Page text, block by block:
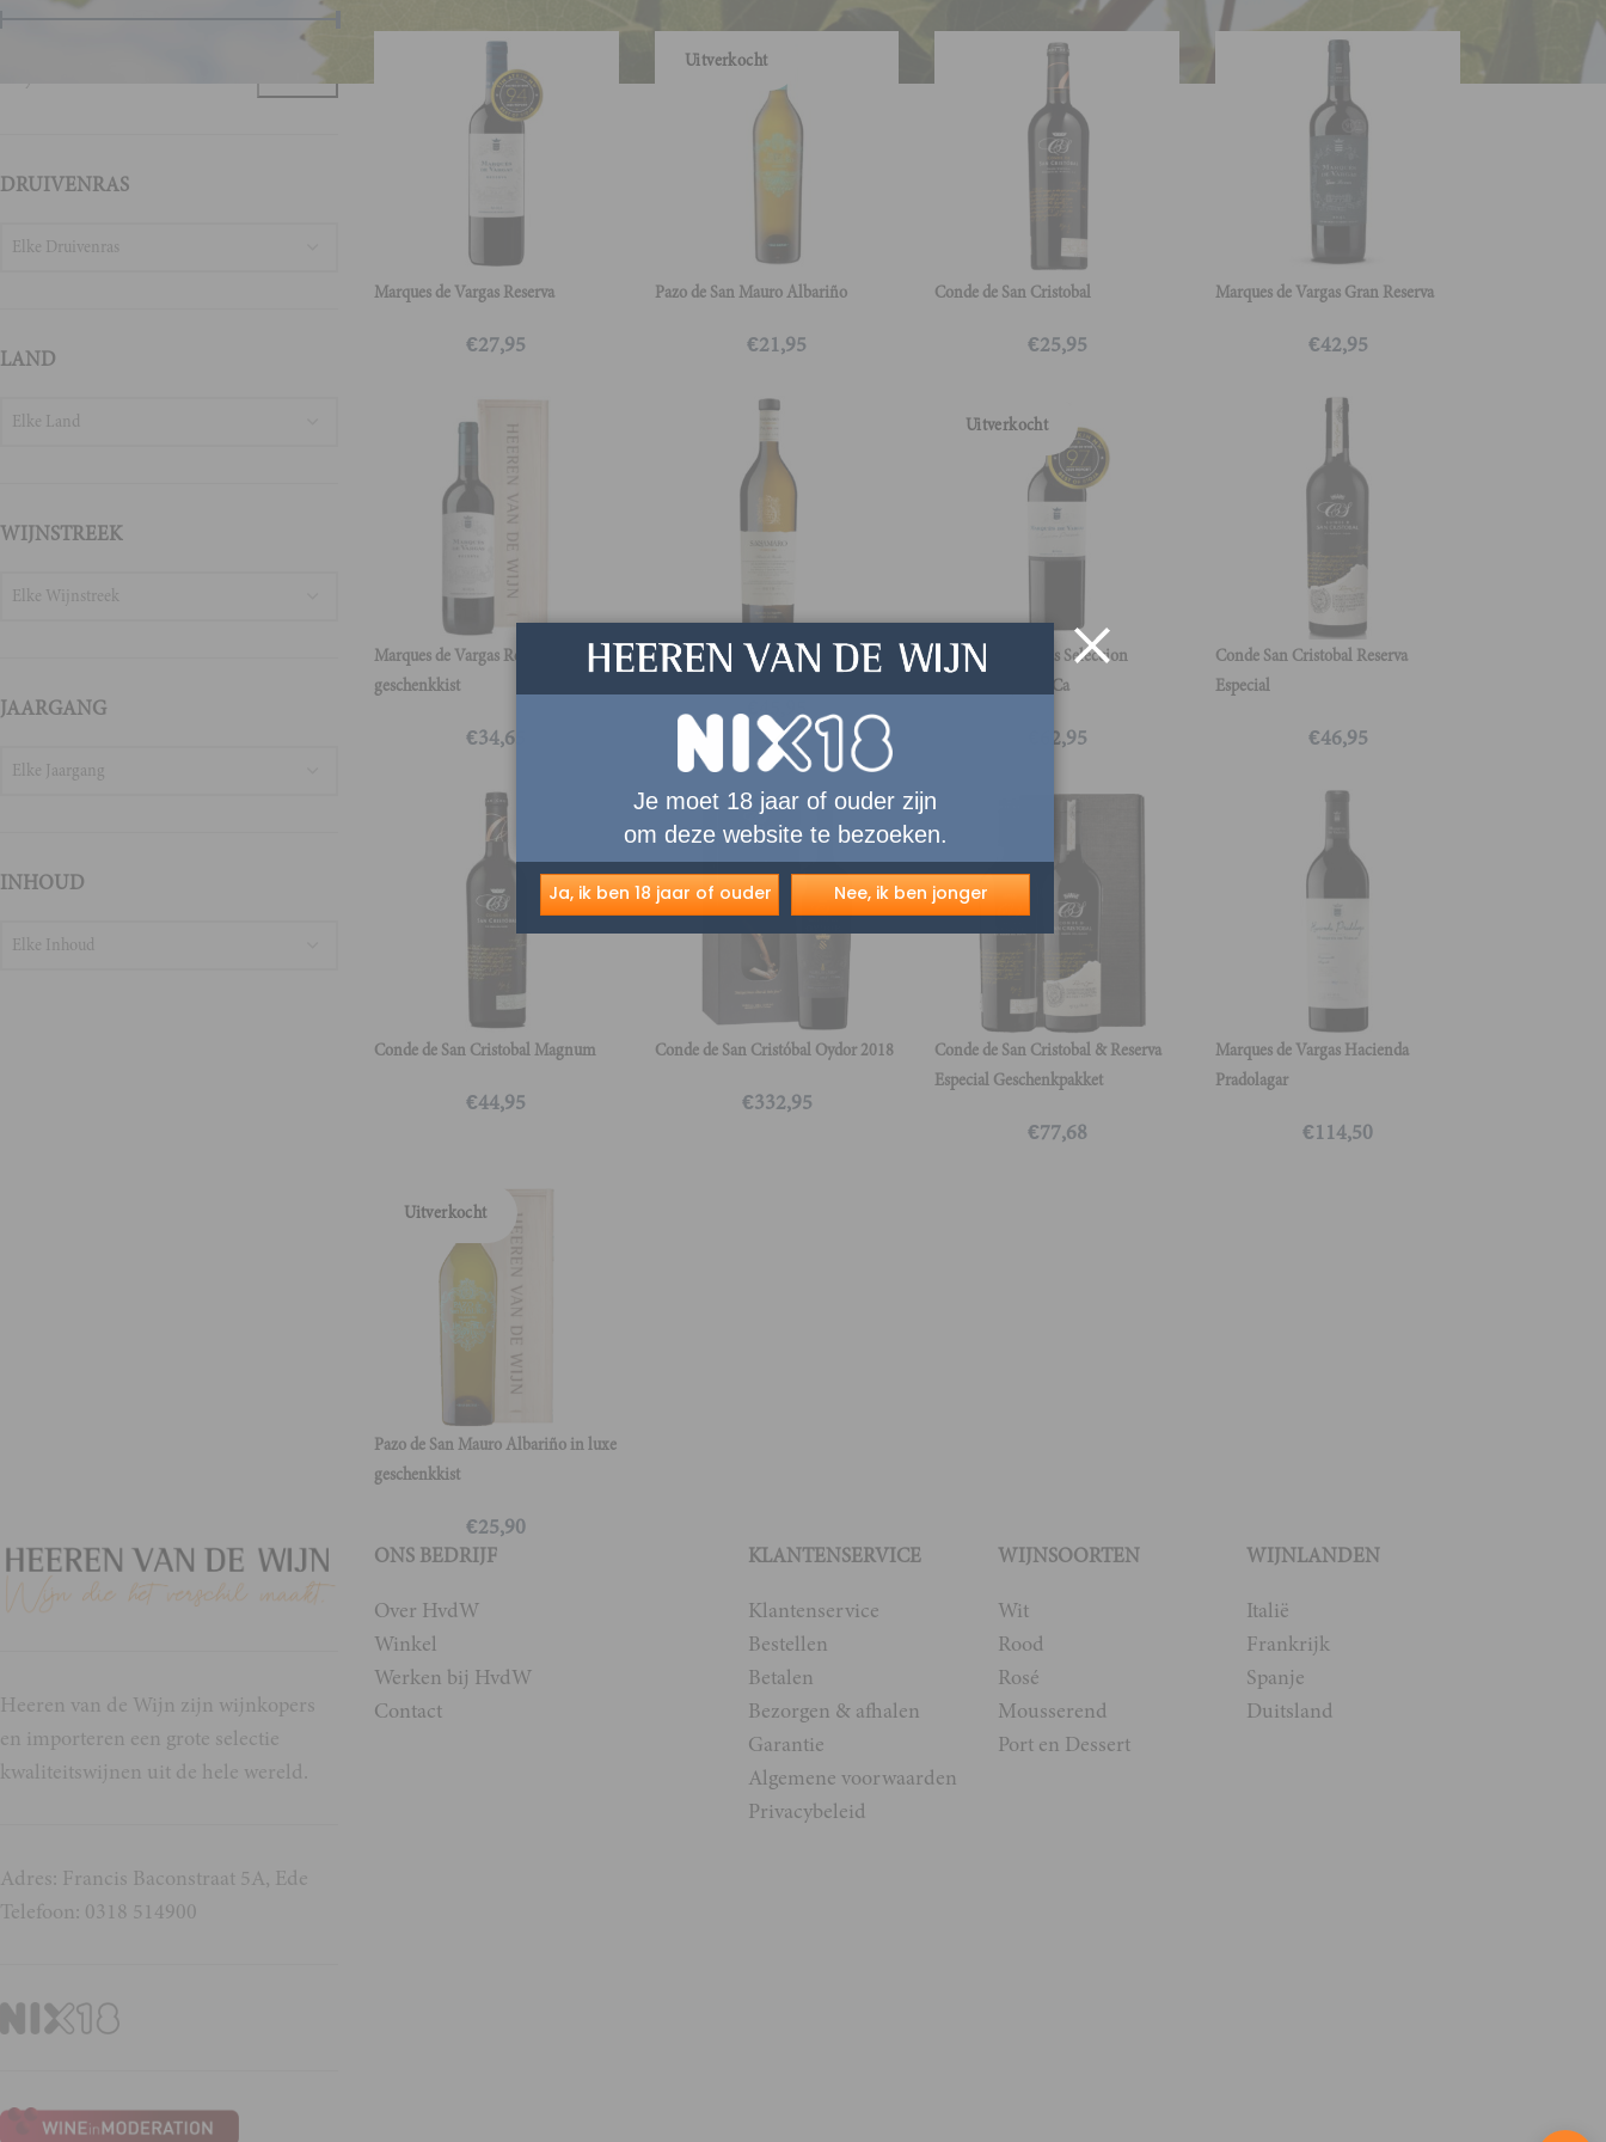
FILTER
DRUIVENRAS
Elke Druivenras
LAND
Elke Land
WIJNSTREEK
Elke Wijnstreek
JAARGANG
Elke Jaargang
INHOUD
Elke Inhoud
Marques de Vargas Reserva
€27,95
Uitverkocht
Pazo de San Mauro Albariño
€21,95
Conde de San Cristobal
€25,95
Marques de Vargas Gran Reserva
€42,95
Marques de Vargas Reserva in luxe
geschenkkist
€34,65
Sanamaro Sobre Lías
45,95
Uitverkocht
Marques de Vargas Seleccion
Privada Rioja DOCa
62,95
Conde San Cristobal Reserva
Especial
€46,95
Conde de San Cristobal Magnum
€44,95
Conde de San Cristóbal Oydor 2018
€332,95
Conde de San Cristobal & Reserva
Especial Geschenkpakket
€77,68
Marques de Vargas Hacienda
Pradolagar
€114,50
Uitverkocht
Pazo de San Mauro Albariño in luxe
geschenkkist
€25,90
Heeren van de Wijn zijn wijnkopers
en importeren een grote selectie
kwaliteitswijnen uit de hele wereld.
Adres: Francis Baconstraat 5A, Ede
Telefoon: 0318 514900
ONS BEDRIJF
Over HvdW
Winkel
Werken bij HvdW
Contact
KLANTENSERVICE
Klantenservice
Bestellen
Betalen
Bezorgen & afhalen
Garantie
Algemene voorwaarden
Privacybeleid
WIJNSOORTEN
Wit
Rood
Rosé
Mousserend
Port en Dessert
WIJNLANDEN
Italië
Frankrijk
Spanje
Duitsland
Je moet 18 jaar of ouder zijn
om deze website te bezoeken.
Ja, ik ben 18 jaar of ouder Nee, ik ben jonger